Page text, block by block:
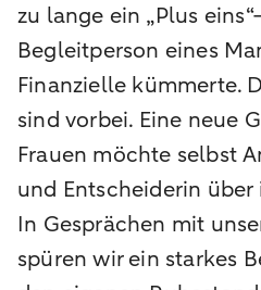
zu lange ein „Plus
Begleitperson eines
Finanzielle kümmerte.
sind vorbei. Eine neue
Frauen möchte selbst
und Entscheiderin über
In Gesprächen mit
spüren wir ein starkes